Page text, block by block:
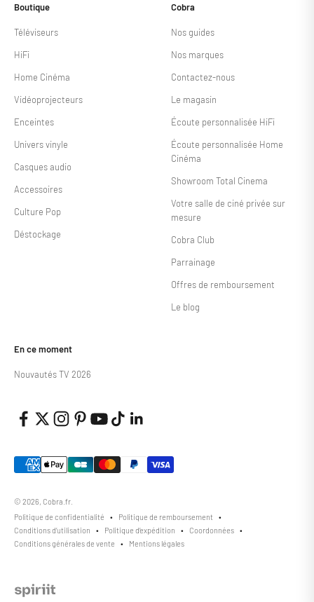
Boutique
Téléviseurs
HiFi
Home Cinéma
Vidéoprojecteurs
Enceintes
Univers vinyle
Casques audio
Accessoires
Culture Pop
Déstockage
Cobra
Nos guides
Nos marques
Contactez-nous
Le magasin
Écoute personnalisée HiFi
Écoute personnalisée Home
Cinéma
Showroom Total Cinema
Votre salle de ciné privée sur
mesure
Cobra Club
Parrainage
Offres de remboursement
Le blog
En ce moment
Nouvautés TV 2026
© 2026, Cobra.fr.
Politique de confidentialité
Politique de remboursement
Conditions d’utilisation
Politique d’expédition
Coordonnées
Conditions générales de vente
Mentions légales